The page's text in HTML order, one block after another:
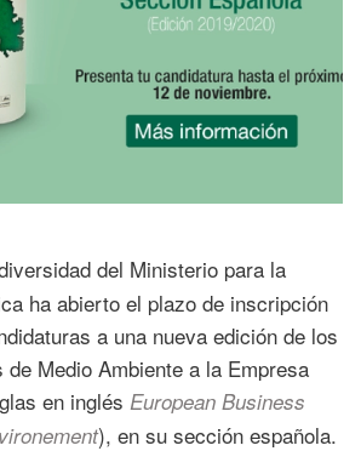
del Ministerio para la
ha abierto el plazo de inscripción
a una nueva edición de los
de Medio Ambiente a la Empresa
en inglés European Business
), en su sección española.